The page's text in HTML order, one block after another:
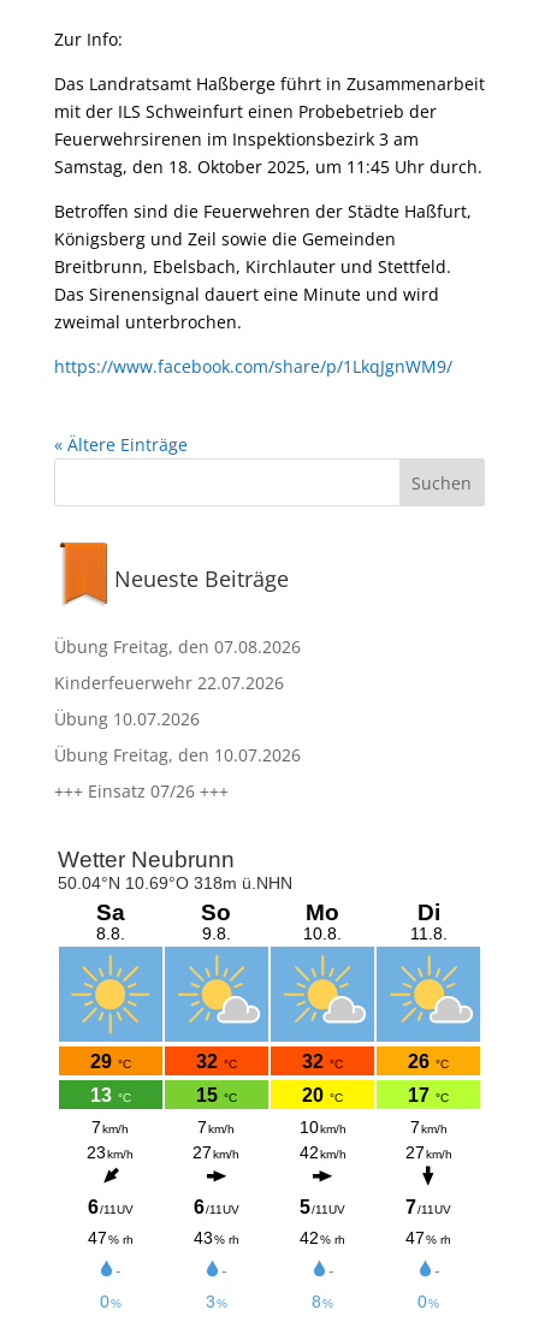
Zur Info:
Das Landratsamt Haßberge führt in Zusammenarbeit
mit der ILS Schweinfurt einen Probebetrieb der
Feuerwehrsirenen im Inspektionsbezirk 3 am
Samstag, den 18. Oktober 2025, um 11:45 Uhr durch.
Betroffen sind die Feuerwehren der Städte Haßfurt,
Königsberg und Zeil sowie die Gemeinden
Breitbrunn, Ebelsbach, Kirchlauter und Stettfeld.
Das Sirenensignal dauert eine Minute und wird
zweimal unterbrochen.
https://www.facebook.com/share/p/1LkqJgnWM9/
« Ältere Einträge
Neueste Beiträge
Übung Freitag, den 07.08.2026
Kinderfeuerwehr 22.07.2026
Übung 10.07.2026
Übung Freitag, den 10.07.2026
+++ Einsatz 07/26 +++